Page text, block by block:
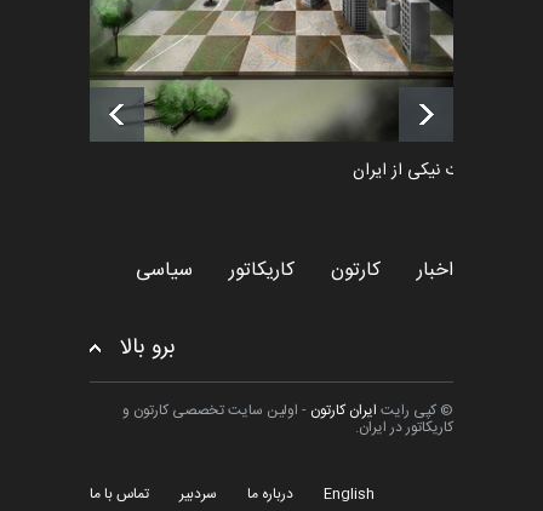
لیست شرکت کنندگان یازدهمین
جشنواره بین‌المللی کا…
اخبار
طراوت نیکی از ایران
اخبار کارتون کاریکاتور سیاسی
برو بالا
© کپی رایت ایران کارتون - اولین سایت تخصصی کارتون و
کاریکاتور در ایران.
English درباره ما سردبیر تماس با ما